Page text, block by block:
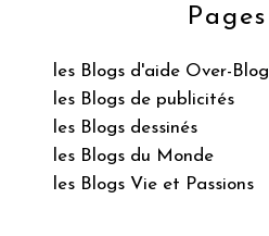
Pages
les Blogs d'aide Over-Blog
les Blogs de publicités
les Blogs dessinés
les Blogs du Monde
les Blogs Vie et Passions